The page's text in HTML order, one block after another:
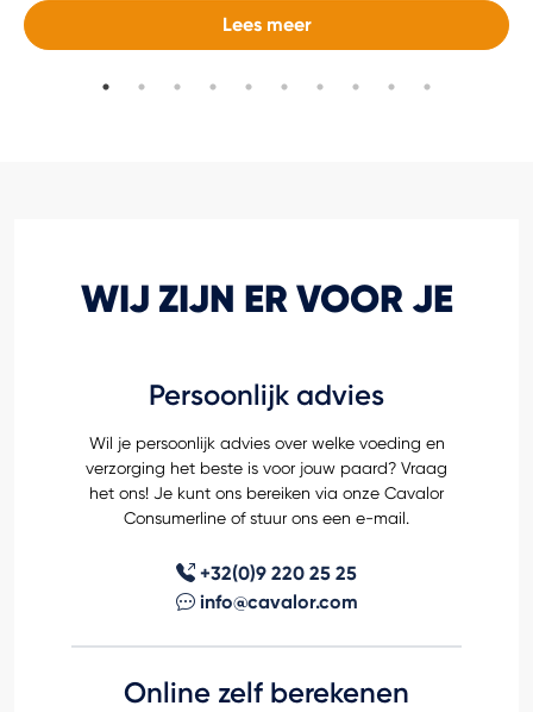
Lees meer
WIJ ZIJN ER VOOR JE
Persoonlijk advies
Wil je persoonlijk advies over welke voeding en
verzorging het beste is voor jouw paard? Vraag
het ons! Je kunt ons bereiken via onze Cavalor
Consumerline of stuur ons een e-mail.
+32(0)9 220 25 25
info@cavalor.com
Online zelf berekenen